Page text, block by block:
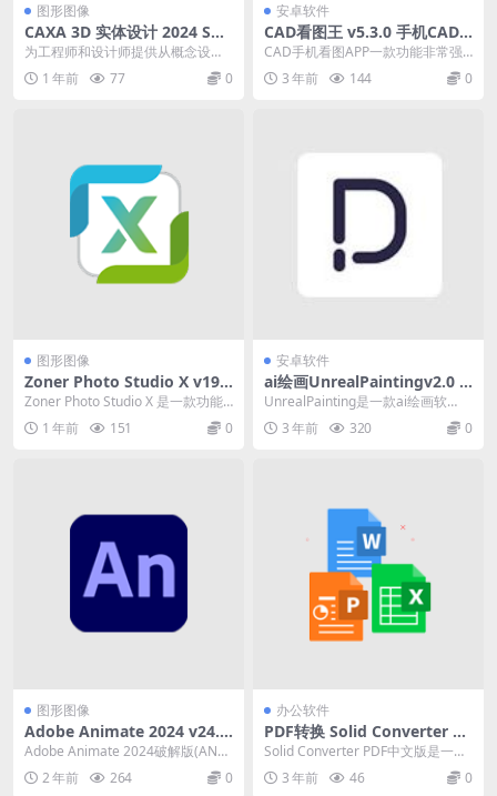
图形图像
CAXA 3D 实体设计 2024 SP0
实体建模设计软件下载激活版
为工程师和设计师提供从概念设计
到生产制造的一体化三维设计环
境。 核心建模功能 智...
1 年前 77 0
安卓软件
CAD看图王 v5.3.0 手机CAD
看图软件，解锁高级版
CAD手机看图APP一款功能非常强
大的手机看图工具，非常的适合建
筑工程师使用，在...
3 年前 144 0
图形图像
Zoner Photo Studio X v19.2
409.2.593(数码照片管理工具
激活版)
Zoner Photo Studio X 是一款功能
强大的数字图像处理和管理软件...
1 年前 151 0
安卓软件
ai绘画UnrealPaintingv2.0 ai
绘画软件软件最新版
UnrealPainting是一款ai绘画软
件。 你只需要填写图片的关键词，
就可...3 年前 320 0
图形图像
Adobe Animate 2024 v24.0.
3.19无限制版
Adobe Animate 2024破解版(AN20
24最新版)是一款Flash...
2 年前 264 0
办公软件
PDF转换 Solid Converter v1
0.1.16572.10336 中文破解版
Solid Converter PDF中文版是一款
功能强大、界面友好、操作简单
的...3 年前 46 0